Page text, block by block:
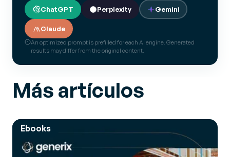
ChatGPT Perplexity Gemini
Claude
An optimized prompt is prefilled for each AI engine. Generated
results may differ from the original content.
Más artículos
Ebooks